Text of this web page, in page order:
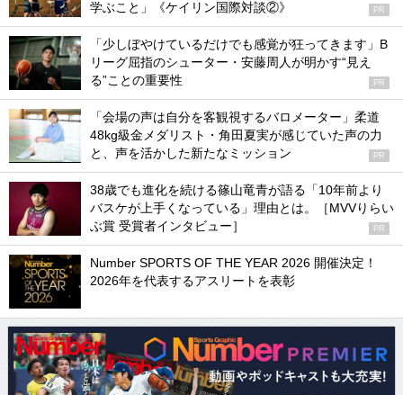
学ぶこと」《ケイリン国際対談②》
PR
「少しぼやけているだけでも感覚が狂ってきます」B
リーグ屈指のシューター・安藤周人が明かす“見え
る”ことの重要性
PR
「会場の声は自分を客観視するバロメーター」柔道
48kg級金メダリスト・角田夏実が感じていた声の力
と、声を活かした新たなミッション
PR
38歳でも進化を続ける篠山竜青が語る「10年前より
バスケが上手くなっている」理由とは。［MVVりらい
ぶ賞 受賞者インタビュー］
PR
Number SPORTS OF THE YEAR 2026 開催決定！
2026年を代表するアスリートを表彰